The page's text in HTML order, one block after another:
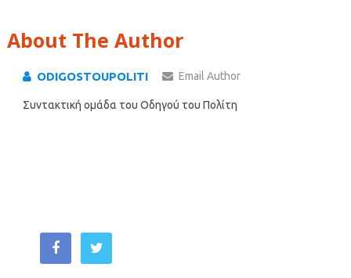
About The Author
ODIGOSTOUPOLITI Email Author
Συντακτική ομάδα του Οδηγού του Πολίτη